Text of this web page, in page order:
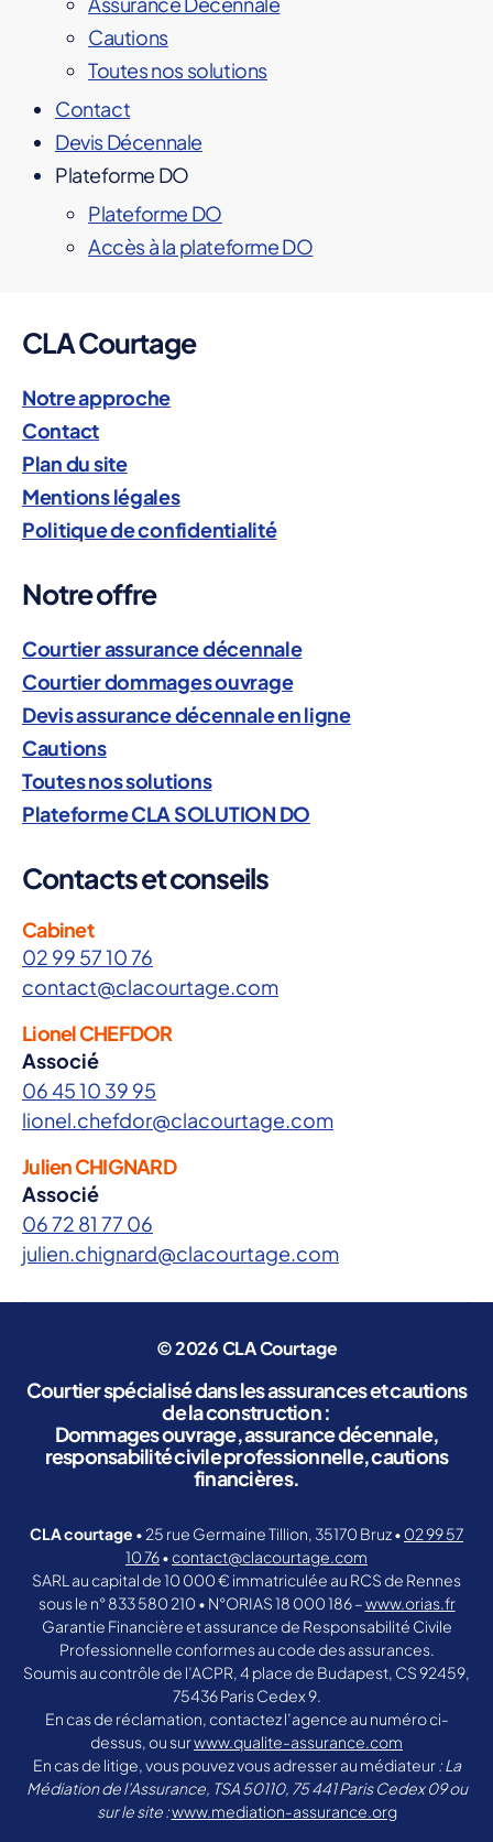
Cautions
Toutes nos solutions
Contact
Devis Décennale
Plateforme DO
Plateforme DO
Accès à la plateforme DO
CLA Courtage
Notre approche
Contact
Plan du site
Mentions légales
Politique de confidentialité
Notre offre
Courtier assurance décennale
Courtier dommages ouvrage
Devis assurance décennale en ligne
Cautions
Toutes nos solutions
Plateforme CLA SOLUTION DO
Contacts et conseils
Cabinet
02 99 57 10 76
contact@clacourtage.com
Lionel CHEFDOR
Associé
06 45 10 39 95
lionel.chefdor@clacourtage.com
Julien CHIGNARD
Associé
06 72 81 77 06
julien.chignard@clacourtage.com
© 2026CLA Courtage
Courtier spécialisé dans les assurances et cautions
de la construction :
Dommages ouvrage, assurance décennale,
responsabilité civile professionnelle, cautions
financières.
CLA courtage • 25 rue Germaine Tillion, 35170 Bruz • 02 99 57
10 76•contact@clacourtage.com
SARL au capital de 10 000 € immatriculée au RCS de Rennes
sous le n° 833 580 210 • N°ORIAS 18 000 186 –www.orias.fr
Garantie Financière et assurance de Responsabilité Civile
Professionnelle conformes au code des assurances.
Soumis au contrôle de l’ACPR, 4 place de Budapest, CS 92459,
75436 Paris Cedex 9.
En cas de réclamation, contactez l’agence au numéro ci-
dessus, ou surwww.qualite-assurance.com
En cas de litige, vous pouvez vous adresser au médiateur: La
Médiation de l’Assurance, TSA 50110, 75 441 Paris Cedex 09 ou
sur le site :www.mediation-assurance.org